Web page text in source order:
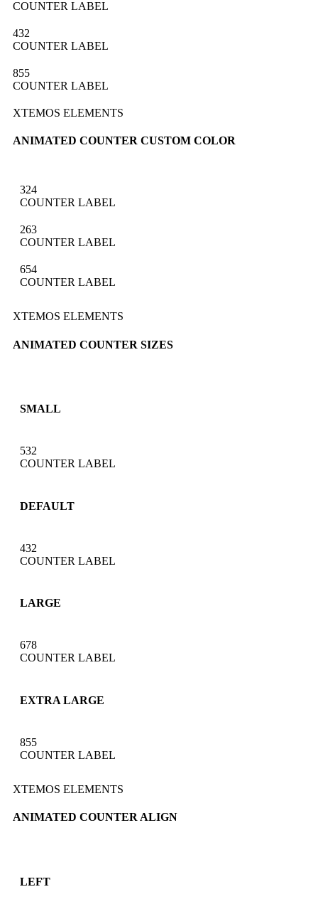
COUNTER LABEL
432
COUNTER LABEL
855
COUNTER LABEL
XTEMOS ELEMENTS
ANIMATED COUNTER CUSTOM COLOR
324
COUNTER LABEL
263
COUNTER LABEL
654
COUNTER LABEL
XTEMOS ELEMENTS
ANIMATED COUNTER SIZES
SMALL
532
COUNTER LABEL
DEFAULT
432
COUNTER LABEL
LARGE
678
COUNTER LABEL
EXTRA LARGE
855
COUNTER LABEL
XTEMOS ELEMENTS
ANIMATED COUNTER ALIGN
LEFT